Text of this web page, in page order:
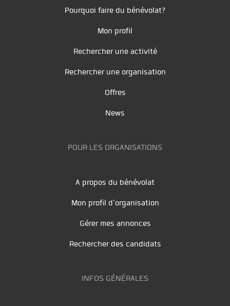
Pourquoi faire du bénévolat?
Mon profil
Rechercher une activité
Rechercher une organisation
Offres
News
POUR LES ORGANISATIONS
A propos du bénévolat
Mon profil d'organisation
Gérer mes annonces
Rechercher des candidats
INFOS GÉNÉRALES